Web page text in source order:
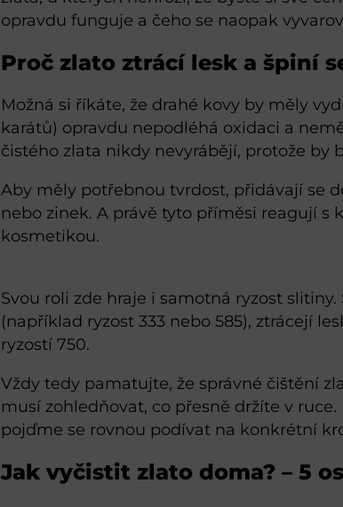
opravdu funguje a čeho se naopak
Proč zlato ztrácí lesk a špiní
Možná si říkáte, že drahé kovy by měly
karátů) opravdu nepodléhá oxidaci a
čistého zlata nikdy nevyrábějí, protože by
Aby měly potřebnou tvrdost, přidávají se
nebo zinek. A právě tyto příměsi reagují s
kosmetikou.
Svou roli zde hraje i samotná ryzost
(například ryzost 333 nebo 585), ztrácejí
ryzostí 750.
Vždy tedy pamatujte, že správné čištění
musí zohledňovat, co přesně držíte v
pojďme se rovnou podívat na konkrétní
Jak vyčistit zlato doma? – 5